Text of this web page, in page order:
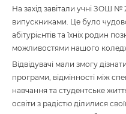
На захід завітали учні ЗОШ №
випускниками. Це було
абітурієнтів та їхніх родин
можливостями нашого
Відвідувачі мали змогу
програми, відмінності між
навчання та студентське
освіти з радістю ділилися